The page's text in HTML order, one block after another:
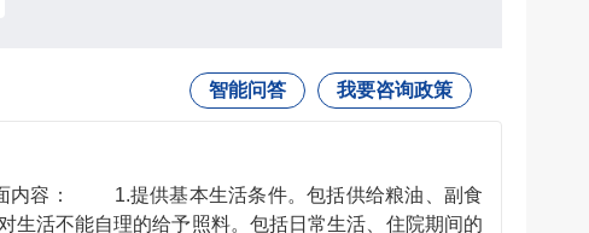
智能问答 我要咨询政策
内容： 1.提供基本生活条件。包括供给粮油、副食
活不能自理的给予照料。包括日常生活、住院期间的